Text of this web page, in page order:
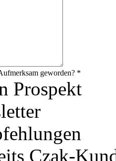
geworden? *
Prospekt
Czak-